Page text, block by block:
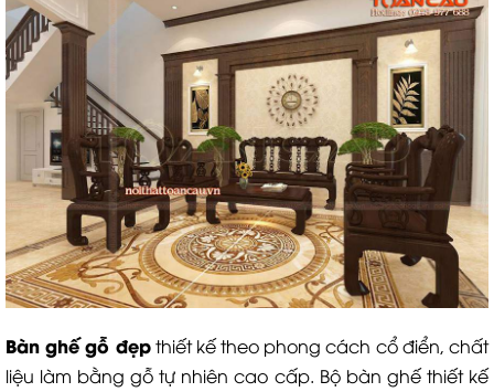
Bàn ghế gỗ đẹpthiết kế theo phong cách cổ điển, chất
liệu làm bằng gỗ tự nhiên cao cấp. Bộ bàn ghế thiết kế